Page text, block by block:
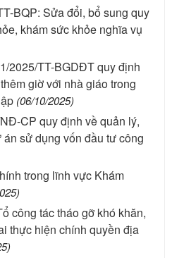
BQP: Sửa đổi, bổ sung quy
khám sức khỏe nghĩa vụ
2025/TT-BGDĐT quy định
giờ với nhà giáo trong
(06/10/2025)
CP quy định về quản lý,
sử dụng vốn đầu tư công
trong lĩnh vực Khám
công tác tháo gỡ khó khăn,
thực hiện chính quyền địa